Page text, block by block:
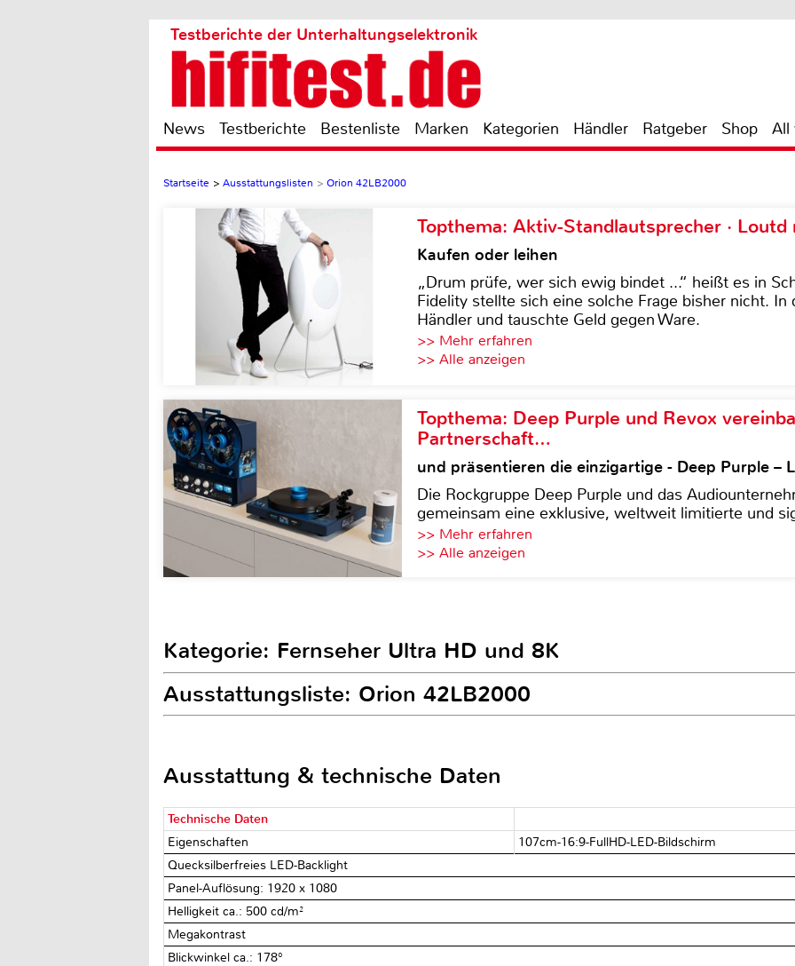
Testberichte der Unterhaltungselektronik
News Testberichte Bestenliste Marken Kategorien Händler Ratgeber Shop All
Startseite > Ausstattungslisten > Orion 42LB2000
Topthema: Aktiv-Standlautsprecher · Loutd
Kaufen oder leihen
„Drum prüfe, wer sich ewig bindet ...“ heißt es in
Fidelity stellte sich eine solche Frage bisher nicht. In
Händler und tauschte Geld gegen Ware.
>> Mehr erfahren
>> Alle anzeigen
Topthema: Deep Purple und Revox
Partnerschaft…
und präsentieren die einzigartige - Deep Purple –
Die Rockgruppe Deep Purple und das
gemeinsam eine exklusive, weltweit limitierte und
>> Mehr erfahren
>> Alle anzeigen
Kategorie: Fernseher Ultra HD und 8K
Ausstattungsliste: Orion 42LB2000
Ausstattung & technische Daten
Technische Daten
Eigenschaften
107cm-16:9-FullHD-LED-Bildschirm
Quecksilberfreies LED-Backlight
Panel-Auflösung: 1920 x 1080
Helligkeit ca.: 500 cd/m²
Megakontrast
Blickwinkel ca.: 178°